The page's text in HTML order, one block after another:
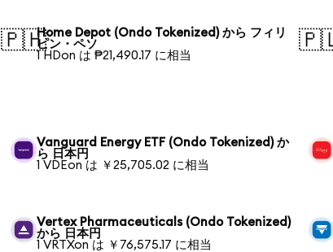
🇵🇭Home Depot (Ondo Tokenized) から フィリ
ピン・ペソ
1 HDon は ₱21,490.17 に相当
Vanguard Energy ETF (Ondo Tokenized) か
ら 日本円
1 VDEon は ￥25,705.02 に相当
Vertex Pharmaceuticals (Ondo Tokenized)
から 日本円
1 VRTXon は ￥76,575.17 に相当